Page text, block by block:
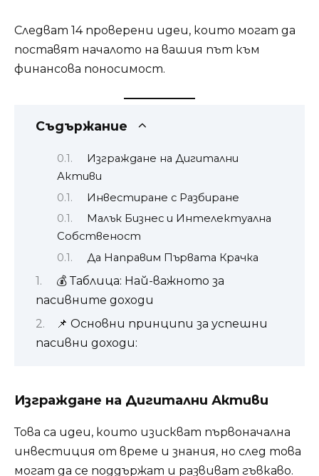
Следват 14 проверени идеи, които могат да
поставят началото на вашия път към
финансова поносимост.
Съдържание
Изграждане на Дигитални
Активи
Инвестиране с Разбиране
Малък Бизнес и Интелектуална
Собственост
Да Направим Първата Крачка
💰 Таблица: Най-важното за
пасивните доходи
📌 Основни принципи за успешни
пасивни доходи:
Изграждане на Дигитални Активи
Това са идеи, които изискват първоначална
инвестиция от време и знания, но след това
могат да се поддържат и развиват гъвкаво.